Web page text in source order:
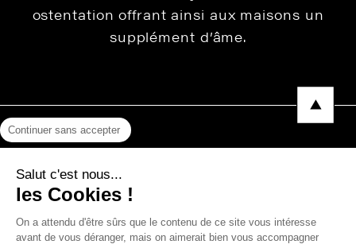
ostentation offrant ainsi aux maisons un
supplément d’âme.
Protection des données
Photos, Vidéos & Catalogues
Continuer sans accepter
Salut c'est nous...
les Cookies !
On a attendu d'être sûrs que le contenu de ce site vous intéresse
avant de vous déranger, mais on aimerait bien vous accompagner